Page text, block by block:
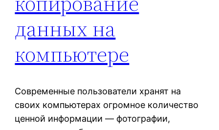
данных на
компьютере
Современные пользователи хранят на
своих компьютерах огромное количество
ценной информации — фотографии,